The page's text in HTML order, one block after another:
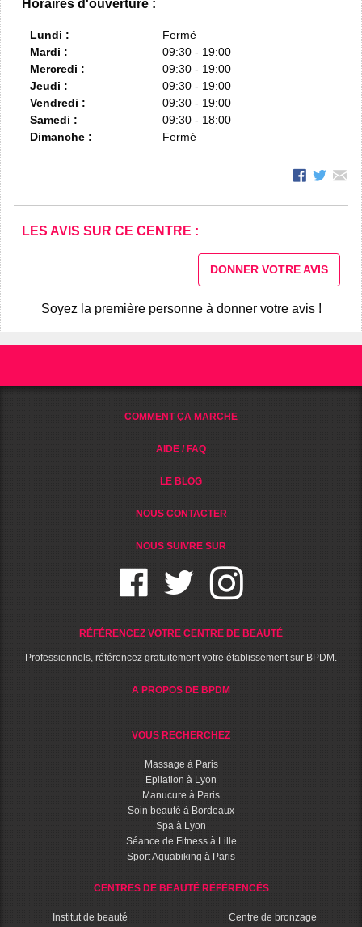
Horaires d'ouverture :
Lundi :
Fermé
Mardi :
09:30 - 19:00
Mercredi :
09:30 - 19:00
Jeudi :
09:30 - 19:00
Vendredi :
09:30 - 19:00
Samedi :
09:30 - 18:00
Dimanche :
Fermé
LES AVIS SUR CE CENTRE :
DONNER VOTRE AVIS
Soyez la première personne à donner votre avis !
COMMENT ÇA MARCHE
AIDE / FAQ
LE BLOG
NOUS CONTACTER
NOUS SUIVRE SUR
RÉFÉRENCEZ VOTRE CENTRE DE BEAUTÉ
Professionnels, référencez gratuitement votre établissement sur BPDM.
A PROPOS DE BPDM
VOUS RECHERCHEZ
Massage à Paris
Epilation à Lyon
Manucure à Paris
Soin beauté à Bordeaux
Spa à Lyon
Séance de Fitness à Lille
Sport Aquabiking à Paris
CENTRES DE BEAUTÉ RÉFÉRENCÉS
Institut de beauté Centre de bronzage